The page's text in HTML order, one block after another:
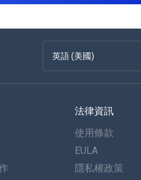
英語 (美國)
法語
西班牙語
葡萄牙語
法律資訊
使用條款
EULA
隱私權政策